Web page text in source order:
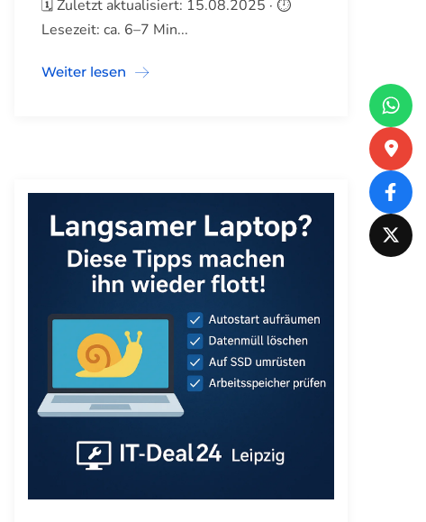
🗓️ Zuletzt aktualisiert: 15.08.2025 · ⏱️
Lesezeit: ca. 6–7 Min...
Weiter lesen